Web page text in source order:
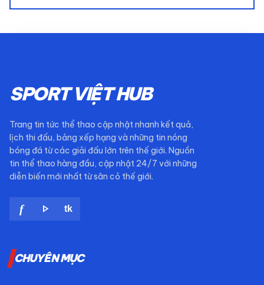
SPORT VIỆT HUB
Trang tin tức thể thao cập nhật nhanh kết quả,
lịch thi đấu, bảng xếp hạng và những tin nóng
bóng đá từ các giải đấu lớn trên thế giới. Nguồn
tin thể thao hàng đầu, cập nhật 24/7 với những
diễn biến mới nhất từ sân cỏ thế giới.
f play_arrow tk
CHUYÊN MỤC